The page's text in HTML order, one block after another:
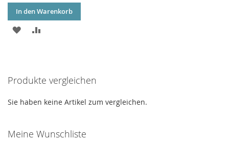
In den Warenkorb
ZUR
Produkte vergleichen
Sie haben keine Artikel zum vergleichen.
Meine Wunschliste